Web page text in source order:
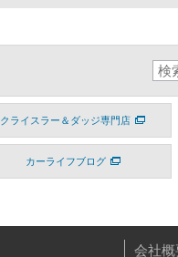
クライスラー＆ダッジ専門店
カーライフブログ
会社概